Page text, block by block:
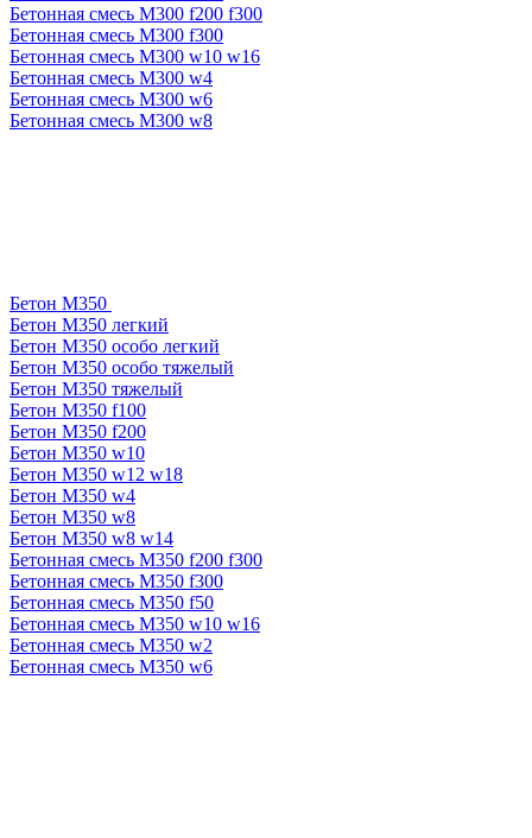
Бетонная смесь М300 f200 f300
Бетонная смесь М300 f300
Бетонная смесь М300 w10 w16
Бетонная смесь М300 w4
Бетонная смесь М300 w6
Бетонная смесь М300 w8
Бетон М350
Бетон М350 легкий
Бетон М350 особо легкий
Бетон М350 особо тяжелый
Бетон М350 тяжелый
Бетон М350 f100
Бетон М350 f200
Бетон М350 w10
Бетон М350 w12 w18
Бетон М350 w4
Бетон М350 w8
Бетон М350 w8 w14
Бетонная смесь М350 f200 f300
Бетонная смесь М350 f300
Бетонная смесь М350 f50
Бетонная смесь М350 w10 w16
Бетонная смесь М350 w2
Бетонная смесь М350 w6